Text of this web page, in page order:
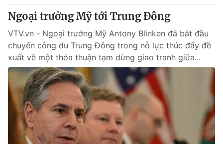
thông tin từ website này.
Ngoại trưởng Mỹ tới Trung Đông
VTV.vn - Ngoại trưởng Mỹ Antony Blinken đã bắt đầu
chuyến công du Trung Đông trong nỗ lực thúc đẩy đề
xuất về một thỏa thuận tạm dừng giao tranh giữa...